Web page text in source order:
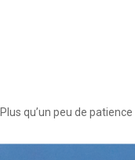
qu’un peu de patience